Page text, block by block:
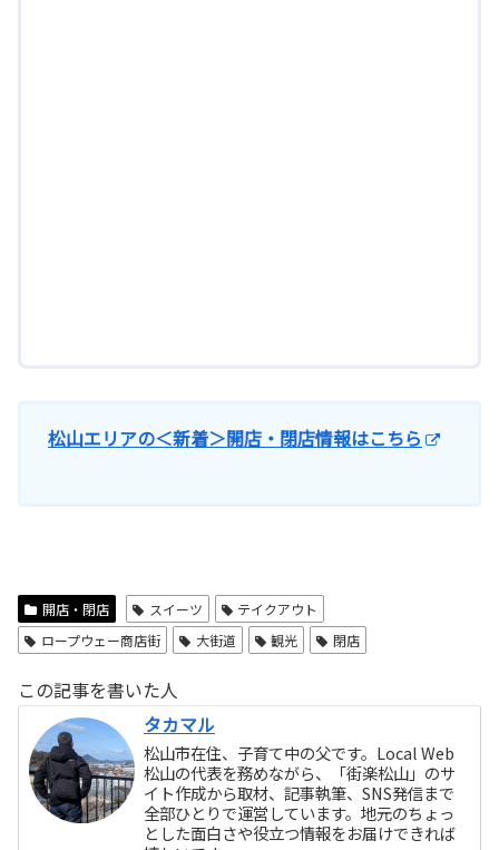
松山エリアの＜新着＞開店・閉店情報はこちら
開店・閉店 スイーツ
テイクアウト
ロープウェー商店街
大街道 観光 閉店
この記事を書いた人
タカマル
松山市在住、子育て中の父です。Local Web
松山の代表を務めながら、「街楽松山」のサ
イト作成から取材、記事執筆、SNS発信まで
全部ひとりで運営しています。地元のちょっ
とした面白さや役立つ情報をお届けできれば